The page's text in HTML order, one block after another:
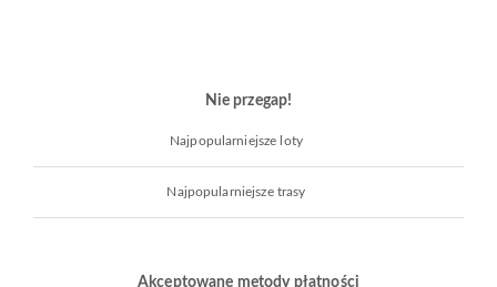
Nie przegap!
Najpopularniejsze loty
Najpopularniejsze trasy
Akceptowane metody płatności